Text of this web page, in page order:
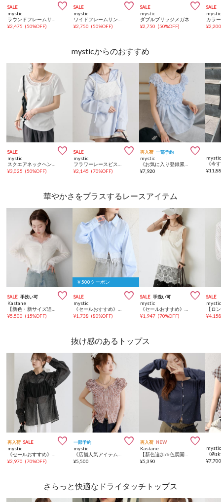
SALE 
mystic
¥2,475 (50%OFF)
SALE 
mystic
¥2,750 (50%OFF)
SALE 
mystic
ダブルブリッジメガネ
¥2,750 (50%OFF)
SALE
mystic
¥
mysticからのおすすめ
SALE 
mystic
¥3,025 (50%OFF)
SALE 
mystic
¥2,145 (70%OFF)
再入荷 一部予約 
mystic
¥7,920
mystic
¥
華やかさをプラスするレースアイテム
SALE 手洗い可 
Kastane
¥5,500 (15%OFF)
￥500クーポン
SALE 
mystic
¥1,738 (80%OFF)
SALE 手洗い可 
mystic
¥1,947 (70%OFF)
SALE
mystic
¥
抜け感のあるトップス
再入荷 SALE 
mystic
¥2,970 (70%OFF)
一部予約 
mystic
¥5,500
再入荷 NEW 
Kastane
【新色追加/6色展開/前後2WAY】ラインストーンシアーカットソー
¥5,390
mystic
¥
さらっと快適なドライタッチトップス